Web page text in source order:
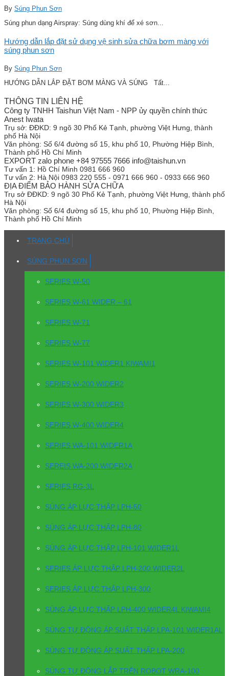
By Súng Phun Sơn
Súng phun dạng Airspray: Súng dùng khí để xé sơn...
Hướng dẫn lắp đặt sử dụng vệ sinh sửa chữa bơm màng với
súng phun sơn
By Súng Phun Sơn
HƯỚNG DẪN LẮP ĐẶT BƠM MÀNG VÀ SÚNG Tất...
THÔNG TIN LIÊN HỆ
Công ty TNHH Taishun Việt Nam - NPP ủy quyền chính thức
Anest Iwata
Trụ sở: ĐĐKD: 9 ngõ 30 Phố Kẻ Tạnh, phường Việt Hưng, thành
phố Hà Nội
Văn phòng: Số 6/4 đường số 15, khu phố 10, Phường Hiệp Bình,
Thành phố Hồ Chí Minh
EXPORT zalo phone +84 97555 7666 info@taishun.vn
Tư vấn 1: Hồ Chí Minh 0981 666 960
Tư vấn 2: Hà Nội 0983 220 555 - 0971 666 960 - 0933 666 960
ĐỊA ĐIỂM BẢO HÀNH SỬA CHỮA
Trụ sở ĐĐKD: 9 ngõ 30 Phố Kẻ Tạnh, phường Việt Hưng, thành phố
Hà Nội
Văn phòng: Số 6/4 đường số 15, khu phố 10, Phường Hiệp Bình,
Thành phố Hồ Chí Minh
TRANG CHỦ
SÚNG PHUN SƠN
SERIES W-50
SERIES W-61 WIDER – 61
SERIES W-71
SERIES W-77
SERIES W-101 WIDER1 KIWAMI1
SERIES W-200 WIDER2
SERIES W-300 WIDER3
SERIES W-400 WIDER4
SERIES WA-101 WIDER1A
SEREIS WA-200 WIDER2A
SERIES RG-3L
SÚNG ÁP LỰC THẤP LPH-50
SÚNG ÁP LỰC THẤP LPH-80
SÚNG ÁP LỰC THẤP LPH-101 WIDER1L
SERIES ÁP LỰC THẤP LPH-200 WIDER2L
SERIES ÁP LỰC THẤP LPH-300
SÚNG ÁP LỰC THẤP LPH-400 WIDER4L KIWAMI4
SÚNG TỰ ĐỘNG ÁP SUẤT THẤP LPA-101 WIDER1AL
SÚNG TỰ ĐỘNG ÁP SUẤT THẤP LPA-200
SÚNG TỰ ĐỘNG LẮP TRÊN ROBOT WRA-100